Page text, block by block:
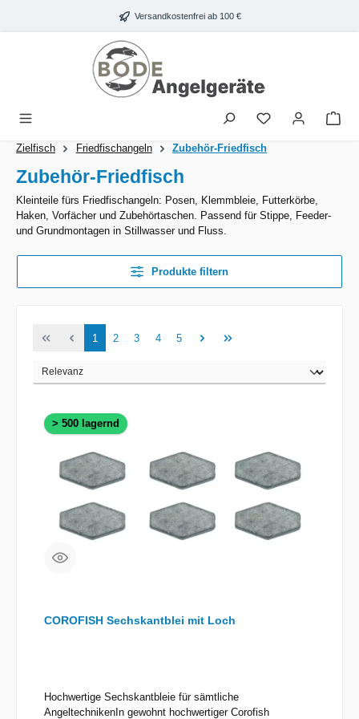
Zum Hauptinhalt springen Versandkostenfrei ab 100 €
Zielfisch Friedfischangeln Zubehör-Friedfisch
Zubehör-Friedfisch
Kleinteile fürs Friedfischangeln: Posen, Klemmbleie, Futterkörbe,
Haken, Vorfächer und Zubehörtaschen. Passend für Stippe, Feeder-
und Grundmontagen in Stillwasser und Fluss.
Produkte filtern
Seite
1 Seite
2 Seite
3 Seite
4 Seite
5
> 500 lagernd
COROFISH Sechskantblei mit Loch
Hochwertige Sechskantbleie für sämtliche
AngeltechnikenIn gewohnt hochwertiger Corofish